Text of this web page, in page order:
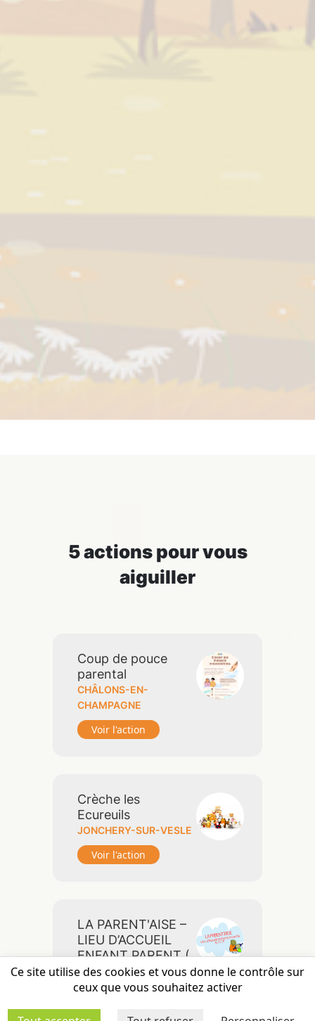
5actionspour vous
aiguiller
Coup de pouce
parental
CHÂLONS-EN-
CHAMPAGNE
Voir l'action
Crèche les
Ecureuils
JONCHERY-SUR-VESLE
Voir l'action
LA PARENT'AISE –
LIEU D’ACCUEIL
ENFANT PARENT (
LAEP)
VITRY-LE-FRANÇOIS
Voir l'action
Ce site utilise des cookies et vous donne le contrôle sur
ceux que vous souhaitez activer